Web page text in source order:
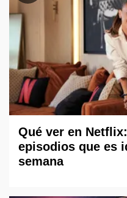
Qué ver en
episodios que es
semana